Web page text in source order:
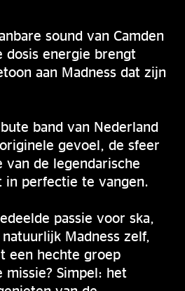
sound van Camden
dosis energie brengt
aan Madness dat zijn
band van Nederland
gevoel, de sfeer
de legendarische
in perfectie te vangen.
passie voor ska,
Madness zelf,
een hechte groep
Simpel: het